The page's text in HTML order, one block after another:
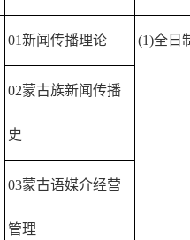
01新闻传播理论 (1)全日
02蒙古族新闻传播
史
03蒙古语媒介经营
管理